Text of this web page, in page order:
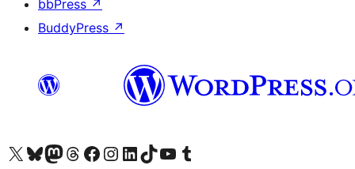
bbPress ↗
BuddyPress ↗
Navštívte náš účet na X (predtým Twitter)
Navštívte náš účet na platforme Bluesky
Navštívte náš účet na Mastodone
Navštívte náš účet na platforme Threads
Navštívte našu stránku na Facebooku
Navštívte náš účet Instagram
Navštívte náš účet LinkedIn
Navštívte náš účet na platforme TikTok
Navštívte náš kanál YouTube
Navštívte náš účet na platforme Tumblr